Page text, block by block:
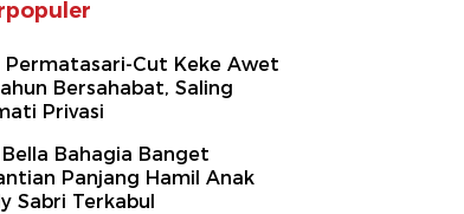
Permatasari-Cut Keke Awet
Bersahabat, Saling
Privasi
Bella Bahagia Banget
Panjang Hamil Anak
Sabri Terkabul